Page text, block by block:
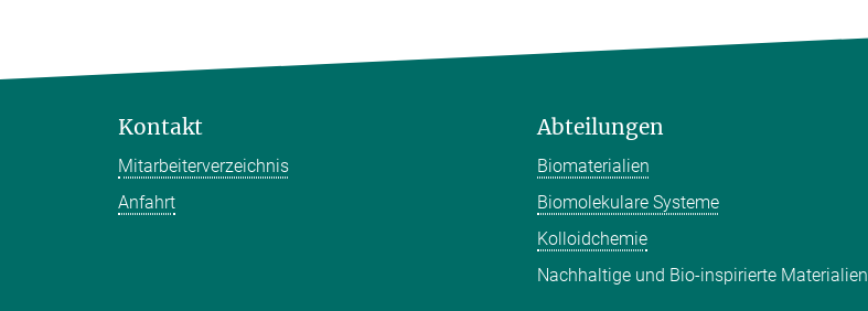
Kontakt
Mitarbeiterverzeichnis
Anfahrt
Abteilungen
Biomaterialien
Biomolekulare Systeme
Kolloidchemie
Nachhaltige und Bio-inspirierte Materialien